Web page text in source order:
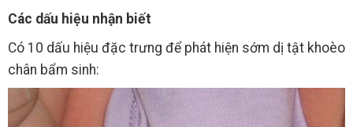
Các dấu hiệu nhận biết
Có 10 dấu hiệu đặc trưng để phát hiện sớm dị tật khoèo
chân bẩm sinh: